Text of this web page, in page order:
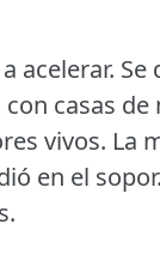
acelerar. Se
casas de
vivos. La
en el sopor.